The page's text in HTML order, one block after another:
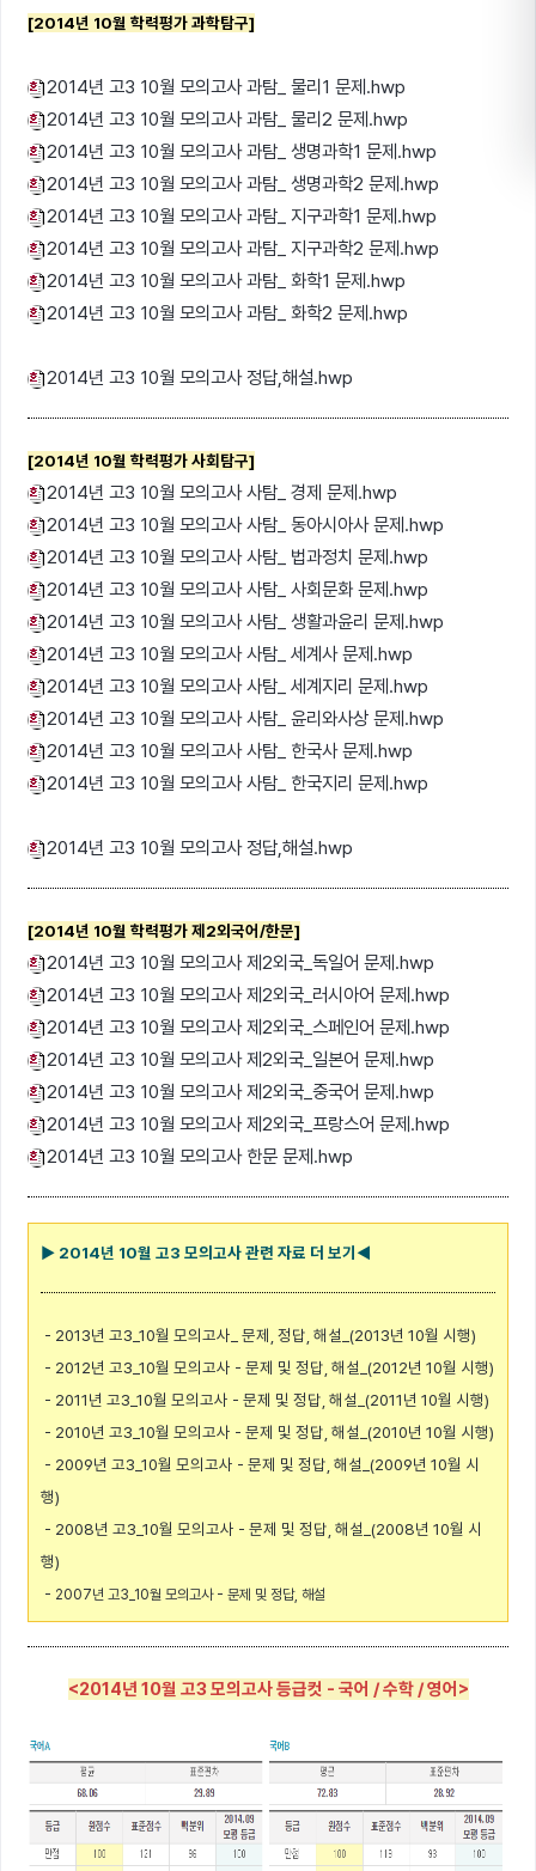
[2014년 10월 학력평가 과학탐구]
2014년 고3 10월 모의고사 과탐_ 물리1 문제.hwp
2014년 고3 10월 모의고사 과탐_ 물리2 문제.hwp
2014년 고3 10월 모의고사 과탐_ 생명과학1 문제.hwp
2014년 고3 10월 모의고사 과탐_ 생명과학2 문제.hwp
2014년 고3 10월 모의고사 과탐_ 지구과학1 문제.hwp
2014년 고3 10월 모의고사 과탐_ 지구과학2 문제.hwp
2014년 고3 10월 모의고사 과탐_ 화학1 문제.hwp
2014년 고3 10월 모의고사 과탐_ 화학2 문제.hwp
2014년 고3 10월 모의고사 정답,해설.hwp
[2014년 10월 학력평가 사회탐구]
2014년 고3 10월 모의고사 사탐_ 경제 문제.hwp
2014년 고3 10월 모의고사 사탐_ 동아시아사 문제.hwp
2014년 고3 10월 모의고사 사탐_ 법과정치 문제.hwp
2014년 고3 10월 모의고사 사탐_ 사회문화 문제.hwp
2014년 고3 10월 모의고사 사탐_ 생활과윤리 문제.hwp
2014년 고3 10월 모의고사 사탐_ 세계사 문제.hwp
2014년 고3 10월 모의고사 사탐_ 세계지리 문제.hwp
2014년 고3 10월 모의고사 사탐_ 윤리와사상 문제.hwp
2014년 고3 10월 모의고사 사탐_ 한국사 문제.hwp
2014년 고3 10월 모의고사 사탐_ 한국지리 문제.hwp
2014년 고3 10월 모의고사 정답,해설.hwp
[2014년 10월 학력평가 제2외국어/한문]
2014년 고3 10월 모의고사 제2외국_독일어 문제.hwp
2014년 고3 10월 모의고사 제2외국_러시아어 문제.hwp
2014년 고3 10월 모의고사 제2외국_스페인어 문제.hwp
2014년 고3 10월 모의고사 제2외국_일본어 문제.hwp
2014년 고3 10월 모의고사 제2외국_중국어 문제.hwp
2014년 고3 10월 모의고사 제2외국_프랑스어 문제.hwp
2014년 고3 10월 모의고사 한문 문제.hwp
▶ 2014년 10월 고3 모의고사 관련 자료 더 보기◀
- 2013년 고3_10월 모의고사_ 문제, 정답, 해설_(2013년 10월 시행)
- 2012년 고3_10월 모의고사 - 문제 및 정답, 해설_(2012년 10월 시행)
- 2011년 고3_10월 모의고사 - 문제 및 정답, 해설_(2011년 10월 시행)
- 2010년 고3_10월 모의고사 - 문제 및 정답, 해설_(2010년 10월 시행)
- 2009년 고3_10월 모의고사 - 문제 및 정답, 해설_(2009년 10월 시
행)
- 2008년 고3_10월 모의고사 - 문제 및 정답, 해설_(2008년 10월 시
행)
- 2007년 고3_10월 모의고사 - 문제 및 정답, 해설
<2014년 10월 고3 모의고사 등급컷 - 국어 / 수학 / 영어>